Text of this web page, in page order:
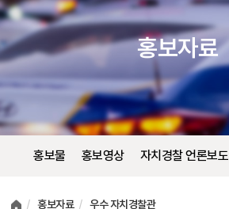
홍보자료
홍보물 홍보영상 자치경찰 언론보도
홍보자료 우수 자치경찰관
여러분들의 의견을 남겨주세요.